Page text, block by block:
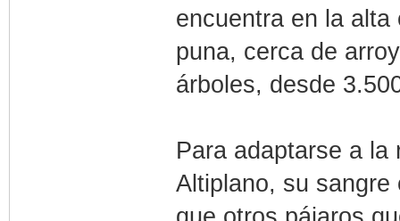
encuentra en la
puna, cerca de
árboles, desde
Para adaptarse a
Altiplano, su sangre